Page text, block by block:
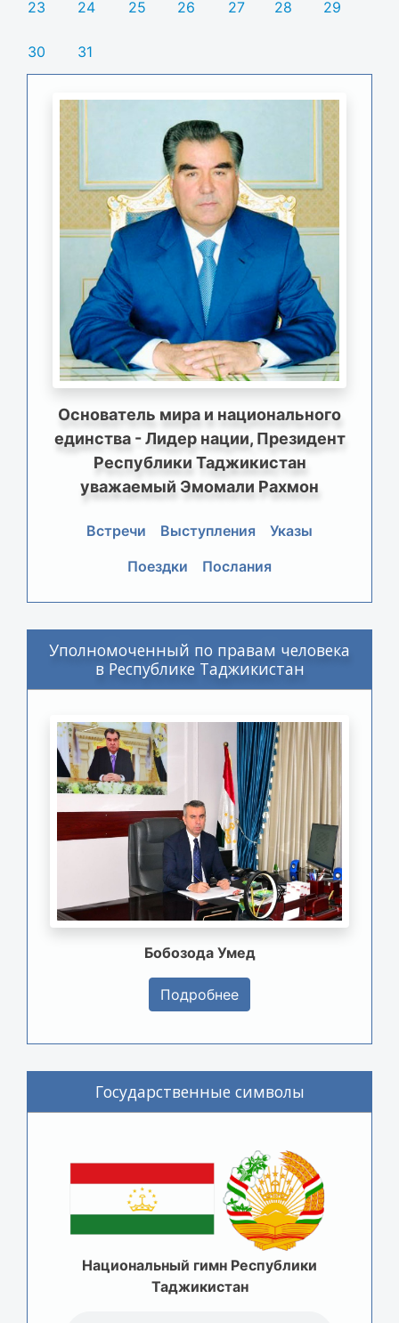
23 24 25 26 27 28 29
30 31
Основатель мира и национального
единства - Лидер нации, Президент
Республики Таджикистан
уважаемый Эмомали Рахмон
Встречи Выступления
Указы
Поездки
Послания
Уполномоченный по правам человека
в Республике Таджикистан
Бобозода Умед
Подробнее
Государственные символы
Национальный гимн Республики
Таджикистан